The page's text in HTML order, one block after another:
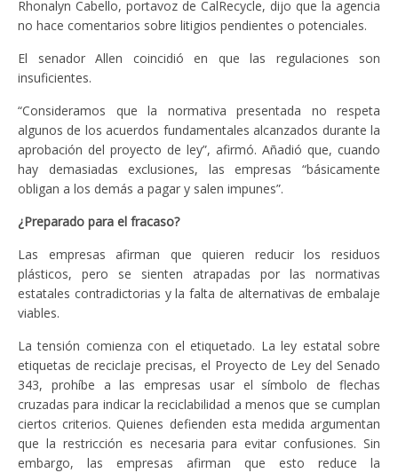
Rhonalyn Cabello, portavoz de CalRecycle, dijo que la agencia
no hace comentarios sobre litigios pendientes o potenciales.
El senador Allen coincidió en que las regulaciones son
insuficientes.
“Consideramos que la normativa presentada no respeta
algunos de los acuerdos fundamentales alcanzados durante la
aprobación del proyecto de ley”, afirmó. Añadió que, cuando
hay demasiadas exclusiones, las empresas “básicamente
obligan a los demás a pagar y salen impunes”.
¿Preparado para el fracaso?
Las empresas afirman que quieren reducir los residuos
plásticos, pero se sienten atrapadas por las normativas
estatales contradictorias y la falta de alternativas de embalaje
viables.
La tensión comienza con el etiquetado. La ley estatal sobre
etiquetas de reciclaje precisas, el Proyecto de Ley del Senado
343, prohíbe a las empresas usar el símbolo de flechas
cruzadas para indicar la reciclabilidad a menos que se cumplan
ciertos criterios. Quienes defienden esta medida argumentan
que la restricción es necesaria para evitar confusiones. Sin
embargo, las empresas afirman que esto reduce la